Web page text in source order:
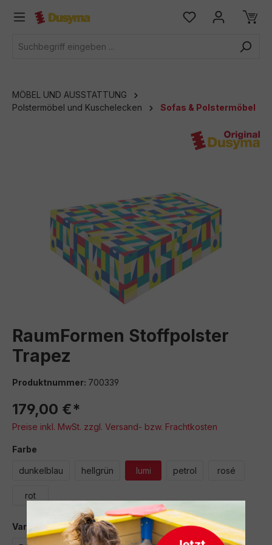
springen
MÖBEL UND AUSSTATTUNG
Polstermöbel und Kuschelecken
Sofas & Polstermöbel
RaumFormen Stoffpolster
Trapez
Produktnummer: 700339
179,00 €*
Preise inkl. MwSt. zzgl. Versand- bzw. Frachtkosten
Farbe
dunkelblau hellgrün lumi petrol rosé
rot
Varianteauswählen